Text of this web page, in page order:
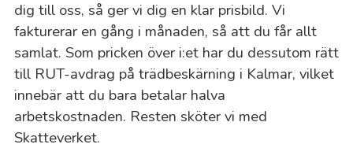
dig till oss, så ger vi dig en klar prisbild. Vi
fakturerar en gång i månaden, så att du får allt
samlat. Som pricken över i:et har du dessutom rätt
till RUT-avdrag på trädbeskärning i Kalmar, vilket
innebär att du bara betalar halva
arbetskostnaden. Resten sköter vi med
Skatteverket.